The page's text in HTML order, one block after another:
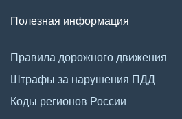
Полезная информация
Правила дорожного движения
Штрафы за нарушения ПДД
Коды регионов России